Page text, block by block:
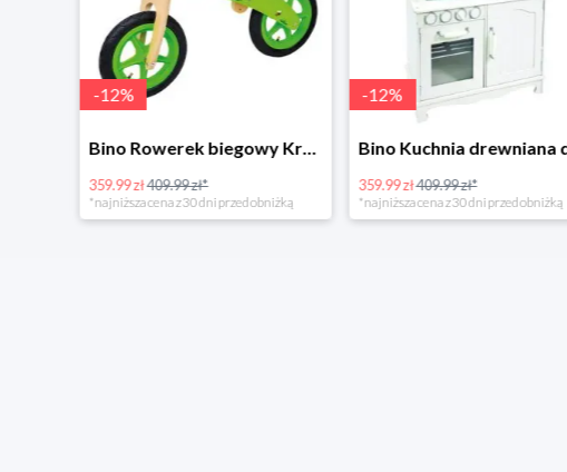
-12%
Bino Rowerek biegowy Krecik
359.99 zł409.99 zł*
*najniższa cena z 30 dni przed obniżką
-12%
359.99 zł409.99 zł*
*najniższa cena z 30 dni przed obniżką